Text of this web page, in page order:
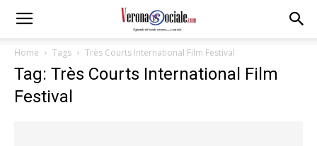
Home Tags Très Courts International Film Festival
Tag: Très Courts International Film
Festival